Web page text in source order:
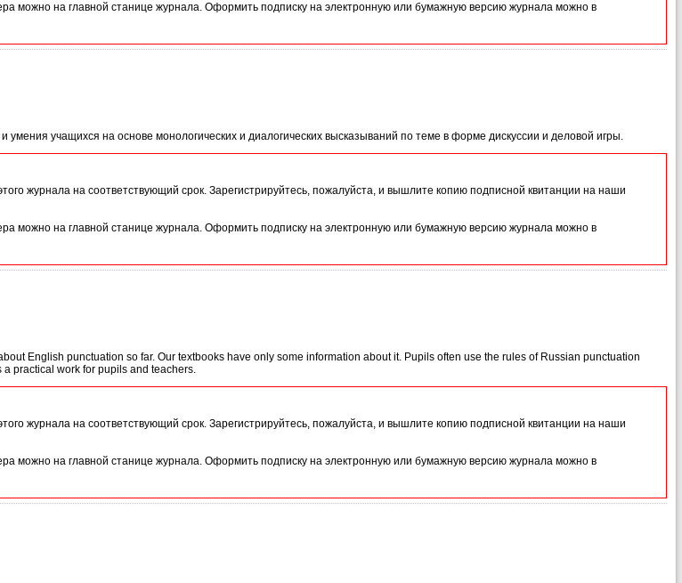
можно на главной станице журнала. Оформить подписку на электронную или бумажную версию журнала можно в
умения учащихся на основе монологических и диалогических высказываний по теме в форме дискуссии и деловой игры.
журнала на соответствующий срок. Зарегистрируйтесь, пожалуйста, и вышлите копию подписной квитанции на наши
можно на главной станице журнала. Оформить подписку на электронную или бумажную версию журнала можно в
English punctuation so far. Our textbooks have only some information about it. Pupils often use the rules of Russian punctuation
practical work for pupils and teachers.
журнала на соответствующий срок. Зарегистрируйтесь, пожалуйста, и вышлите копию подписной квитанции на наши
можно на главной станице журнала. Оформить подписку на электронную или бумажную версию журнала можно в